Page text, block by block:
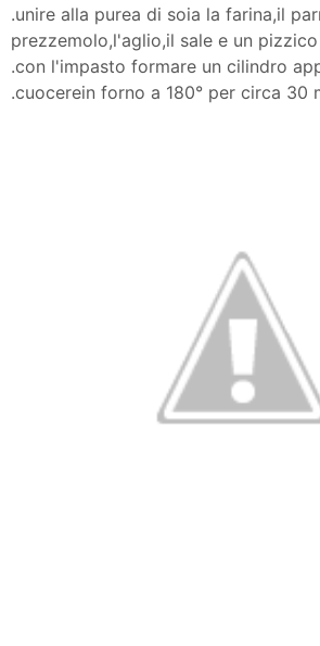
.unire alla purea di soia la farina,il
prezzemolo,l'aglio,il sale e un
.con l'impasto formare un cilindro
.cuocerein forno a 180° per circa 30